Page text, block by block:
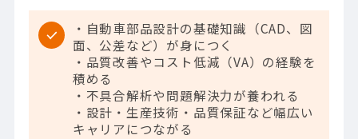
・自動車部品設計の基礎知識（CAD、図
面、公差など）が身につく
・品質改善やコスト低減（VA）の経験を
積める
・不具合解析や問題解決力が養われる
・設計・生産技術・品質保証など幅広い
キャリアにつながる